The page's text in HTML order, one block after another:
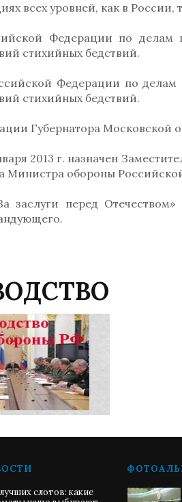
всех уровней, как в России,
Федерации по делам
стихийных бедствий.
Федерации по делам
стихийных бедствий.
Губернатора Московской
2013 г. назначен
Министра обороны
заслуги перед
слотов: какие